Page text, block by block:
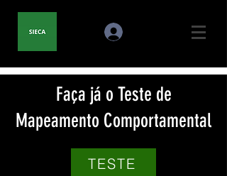
Faça já o Teste de
Mapeamento Comportamental
TESTE